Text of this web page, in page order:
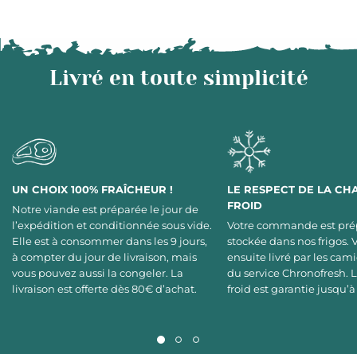
Livré en toute simplicité
UN CHOIX 100% FRAÎCHEUR !
Notre viande est préparée le jour de
l’expédition et conditionnée sous vide.
Elle est à consommer dans les 9 jours,
à compter du jour de livraison, mais
vous pouvez aussi la congeler. La
livraison est offerte dès 80€ d’achat.
LE RESPECT DE LA
FROID
Votre commande est
stockée dans nos frigos.
ensuite livré par les
du service Chronofresh.
froid est garantie